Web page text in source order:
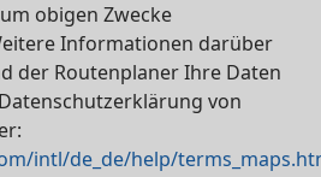
obigen Zwecke
Informationen darüber
der Routenplaner Ihre Daten
von
intl/de_de/help/